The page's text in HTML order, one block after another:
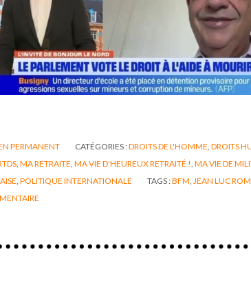
PERMANENT CATÉGORIES :DROITS DE L'HOMME, DROITS
, MA RETRAITE, MA VIE D'HEUREUX RETRAITÉ !, MA VIE DE
, POLITIQUE INTERNATIONALE TAGS :BFM, JEAN LUC